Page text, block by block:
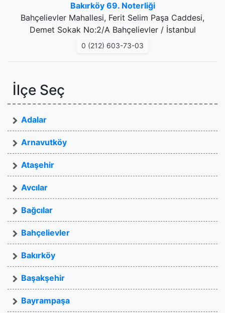
Bakırköy 69. Noterliği
Bahçelievler Mahallesi, Ferit Selim Paşa Caddesi,
Demet Sokak No:2/A Bahçelievler / İstanbul
0 (212) 603-73-03
İlçe Seç
Adalar
Arnavutköy
Ataşehir
Avcılar
Bağcılar
Bahçelievler
Bakırköy
Başakşehir
Bayrampaşa